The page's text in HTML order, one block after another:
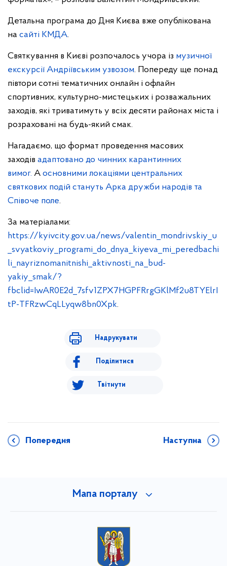
Детальна програма до Дня Києва вже опублікована
на сайті КМДА.
Святкування в Києві розпочалось учора із музичної
екскурсії Андріївським узвозом. Попереду ще понад
півтори сотні тематичних онлайн і офлайн
спортивних, культурно-мистецьких і розважальних
заходів, які триватимуть у всіх десяти районах міста і
розраховані на будь-який смак.
Нагадаємо, що формат проведення масових
заходів адаптовано до чинних карантинних
вимог. А основними локаціями центральних
святкових подій стануть Арка дружби народів та
Співоче поле.
За матеріалами:
https://kyivcity.gov.ua/news/valentin_mondrivskiy_u
_svyatkoviy_programi_do_dnya_kiyeva_mi_peredbachi
li_nayriznomanitnishi_aktivnosti_na_bud-
yakiy_smak/?
fbclid=IwAR0E2d_7sfv1ZPX7HGPFRrgGKlMf2u8TYElrI
tP-TFRzwCqLLyqw8bn0Xpk.
Надрукувати
Поділитися
Твітнути
Попередня Наступна
Мапа порталу